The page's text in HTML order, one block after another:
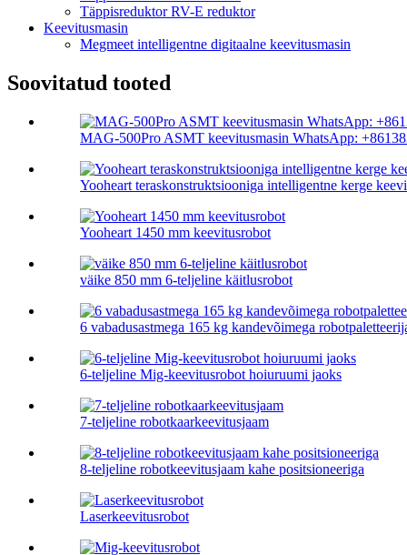
Täppisreduktor RV-E reduktor
Keevitusmasin
Megmeet intelligentne digitaalne keevitusmasin
Soovitatud tooted
MAG-500Pro ASMT keevitusmasin WhatsApp:
Yooheart teraskonstruktsiooniga intelligentne kerge
Yooheart 1450 mm keevitusrobot
väike 850 mm 6-teljeline käitlusrobot
6 vabadusastmega 165 kg kandevõimega
6-teljeline Mig-keevitusrobot hoiuruumi jaoks
7-teljeline robotkaarkeevitusjaam
8-teljeline robotkeevitusjaam kahe positsioneeriga
Laserkeevitusrobot